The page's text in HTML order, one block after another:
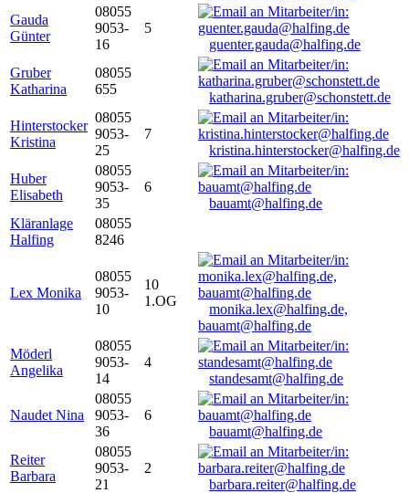
Gauda
Günter
08055
9053-
16
5
guenter.gauda@halfing.de
Gruber
Katharina
08055
655
katharina.gruber@schonstett.de
Hinterstocker
Kristina
08055
9053-
25
7
kristina.hinterstocker@halfing.de
Huber
Elisabeth
08055
9053-
35
6
bauamt@halfing.de
Kläranlage
Halfing
08055
8246
Lex Monika
08055
9053-
10
10
1.OG
monika.lex@halfing.de,
bauamt@halfing.de
Möderl
Angelika
08055
9053-
14
4
standesamt@halfing.de
Naudet Nina
08055
9053-
36
6
bauamt@halfing.de
Reiter
Barbara
08055
9053-
21
2
barbara.reiter@halfing.de